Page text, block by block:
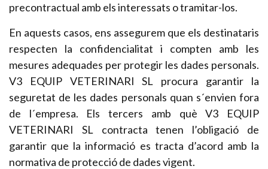
precontractual amb els interessats o tramitar-los.
En aquests casos, ens assegurem que els destinataris
respecten la confidencialitat i compten amb les
mesures adequades per protegir les dades personals.
V3 EQUIP VETERINARI SL procura garantir la
seguretat de les dades personals quan s´envien fora
de l´empresa. Els tercers amb què V3 EQUIP
VETERINARI SL contracta tenen l’obligació de
garantir que la informació es tracta d’acord amb la
normativa de protecció de dades vigent.